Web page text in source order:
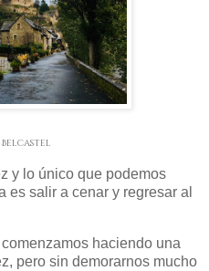
Belcastel
y lo único que podemos
es salir a cenar y regresar al
haciendo una
pero sin demorarnos mucho